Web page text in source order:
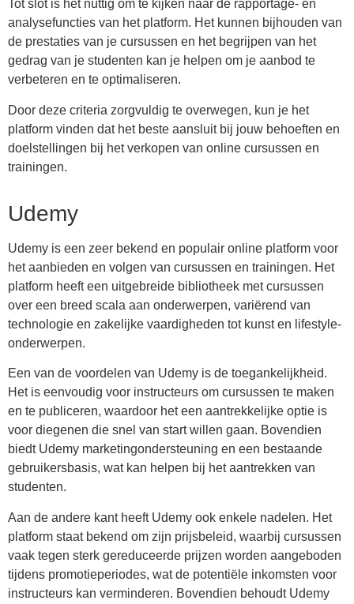
Tot slot is het nuttig om te kijken naar de rapportage- en
analysefuncties van het platform. Het kunnen bijhouden van
de prestaties van je cursussen en het begrijpen van het
gedrag van je studenten kan je helpen om je aanbod te
verbeteren en te optimaliseren.
Door deze criteria zorgvuldig te overwegen, kun je het
platform vinden dat het beste aansluit bij jouw behoeften en
doelstellingen bij het verkopen van online cursussen en
trainingen.
Udemy
Udemy is een zeer bekend en populair online platform voor
het aanbieden en volgen van cursussen en trainingen. Het
platform heeft een uitgebreide bibliotheek met cursussen
over een breed scala aan onderwerpen, variërend van
technologie en zakelijke vaardigheden tot kunst en lifestyle-
onderwerpen.
Een van de voordelen van Udemy is de toegankelijkheid.
Het is eenvoudig voor instructeurs om cursussen te maken
en te publiceren, waardoor het een aantrekkelijke optie is
voor diegenen die snel van start willen gaan. Bovendien
biedt Udemy marketingondersteuning en een bestaande
gebruikersbasis, wat kan helpen bij het aantrekken van
studenten.
Aan de andere kant heeft Udemy ook enkele nadelen. Het
platform staat bekend om zijn prijsbeleid, waarbij cursussen
vaak tegen sterk gereduceerde prijzen worden aangeboden
tijdens promotieperiodes, wat de potentiële inkomsten voor
instructeurs kan verminderen. Bovendien behoudt Udemy